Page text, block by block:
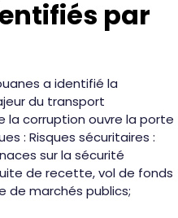
par
a identifié la
du transport
la corruption ouvre la porte
: Risques sécuritaires :
sur la sécurité
de recette, vol de fonds
de marchés publics;